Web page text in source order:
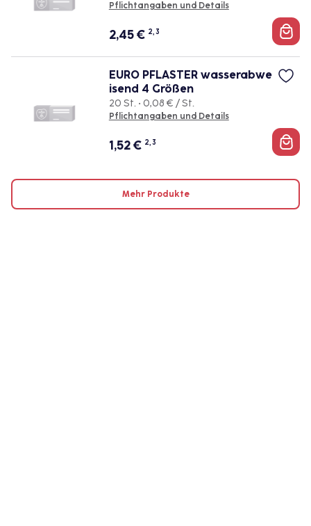
Pflichtangaben und Details
2,45€ 2, 3
EURO PFLASTER wasserabwe
isend 4 Größen
20 St. • 0,08 € / St.
Pflichtangaben und Details
1,52€ 2, 3
Mehr Produkte